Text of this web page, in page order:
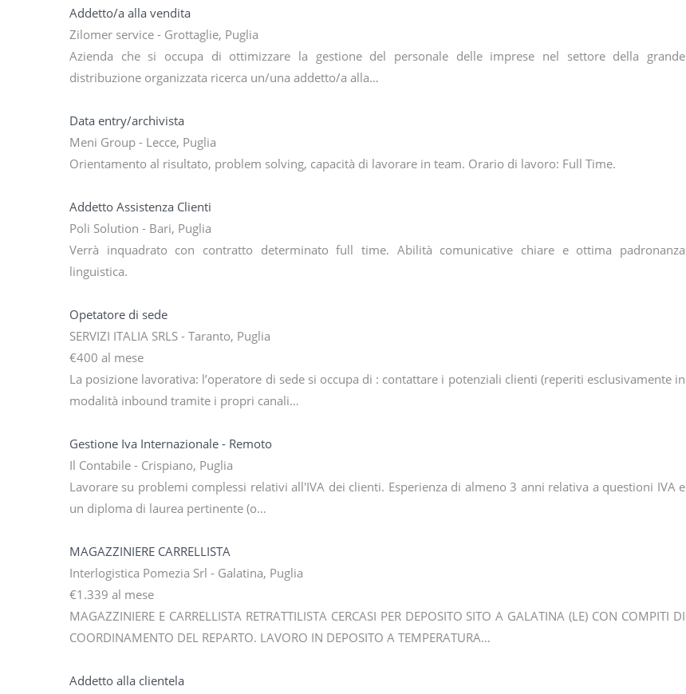
Addetto/a alla vendita
Zilomer service - Grottaglie, Puglia
Azienda che si occupa di ottimizzare la gestione del personale delle imprese nel settore della grande
distribuzione organizzata ricerca un/una addetto/a alla…
Data entry/archivista
Meni Group - Lecce, Puglia
Orientamento al risultato, problem solving, capacità di lavorare in team. Orario di lavoro: Full Time.
Addetto Assistenza Clienti
Poli Solution - Bari, Puglia
Verrà inquadrato con contratto determinato full time. Abilità comunicative chiare e ottima padronanza
linguistica.
Opetatore di sede
SERVIZI ITALIA SRLS - Taranto, Puglia
€400 al mese
La posizione lavorativa: l’operatore di sede si occupa di : contattare i potenziali clienti (reperiti esclusivamente in
modalità inbound tramite i propri canali…
Gestione Iva Internazionale - Remoto
Il Contabile - Crispiano, Puglia
Lavorare su problemi complessi relativi all'IVA dei clienti. Esperienza di almeno 3 anni relativa a questioni IVA e
un diploma di laurea pertinente (o…
MAGAZZINIERE CARRELLISTA
Interlogistica Pomezia Srl - Galatina, Puglia
€1.339 al mese
MAGAZZINIERE E CARRELLISTA RETRATTILISTA CERCASI PER DEPOSITO SITO A GALATINA (LE) CON COMPITI DI
COORDINAMENTO DEL REPARTO. LAVORO IN DEPOSITO A TEMPERATURA…
Addetto alla clientela